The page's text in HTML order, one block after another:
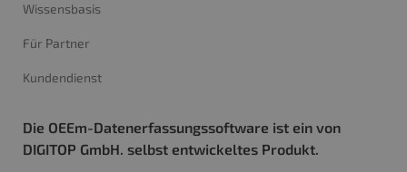
Die OEEm-Datenerfassungssoftware ist ein von
DIGITOP GmbH. selbst entwickeltes Produkt.
Wissensbasis
Für Partner
Kundendienst